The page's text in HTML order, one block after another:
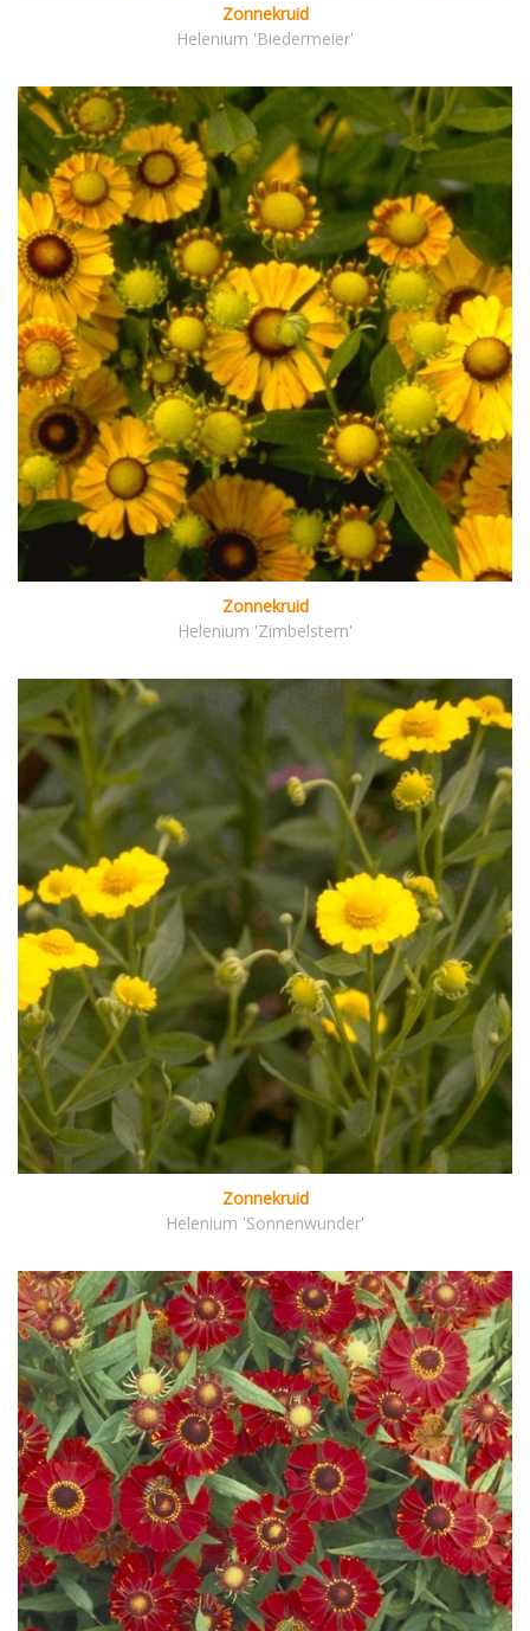
Zonnekruid
Helenium 'Biedermeier'
Zonnekruid
Helenium 'Zimbelstern'
Zonnekruid
Helenium 'Sonnenwunder'